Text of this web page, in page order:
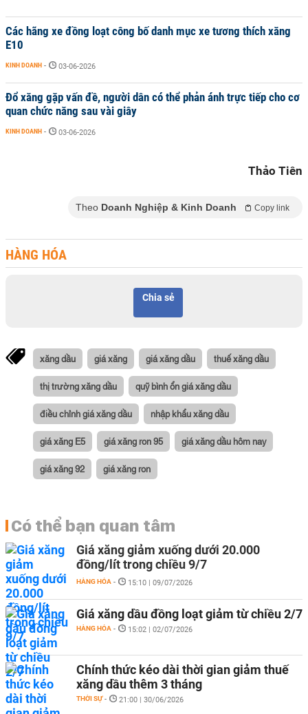
Các hãng xe đồng loạt công bố danh mục xe tương thích xăng
E10
KINH DOANH - 03-06-2026
Đổ xăng gặp vấn đề, người dân có thể phản ánh trực tiếp cho cơ
quan chức năng sau vài giây
KINH DOANH - 03-06-2026
Thảo Tiên
Theo Doanh Nghiệp & Kinh Doanh Copy link
HÀNG HÓA
Chia sẻ
xăng dầu giá xăng giá xăng dầu thuế xăng dầu
thị trường xăng dầu quỹ bình ổn giá xăng dầu
điều chỉnh giá xăng dầu nhập khẩu xăng dầu
giá xăng E5 giá xăng ron 95 giá xăng dầu hôm nay
giá xăng 92 giá xăng ron
Có thể bạn quan tâm
Giá xăng giảm xuống dưới 20.000
đồng/lít trong chiều 9/7
HÀNG HÓA - 15:10 | 09/07/2026
Giá xăng dầu đồng loạt giảm từ chiều 2/7
HÀNG HÓA - 15:02 | 02/07/2026
Chính thức kéo dài thời gian giảm thuế
xăng dầu thêm 3 tháng
THỜI SỰ - 21:00 | 30/06/2026